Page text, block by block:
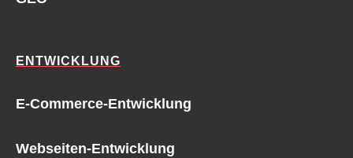
ENTWICKLUNG
E-Commerce-Entwicklung
Webseiten-Entwicklung